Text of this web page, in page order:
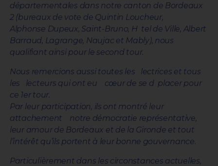
départementales dans notre canton de Bordeaux
2 (bureaux de vote de Quintin Loucheur,
Alphonse Dupeux, Saint-Bruno, H tel de Ville, Albert
Barraud, Lagrange, Naujac et Mably), nous
qualifiant ainsi pour le second tour.
Nous remercions aussi toutes les lectrices et tous
les lecteurs qui ont eu cœur de se d placer pour
ce 1er tour.
Par leur participation, ils ont montré leur
attachement notre démocratie représentative,
leur amour de Bordeaux et de la Gironde et tout
l’intérêt qu’ils portent à leur bonne gouvernance.
Particulièrement dans les circonstances actuelles,